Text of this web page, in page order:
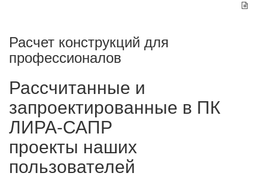
Расчет конструкций для
профессионалов
Рассчитанные и
запроектированные в ПК
ЛИРА-САПР
проекты наших
пользователей